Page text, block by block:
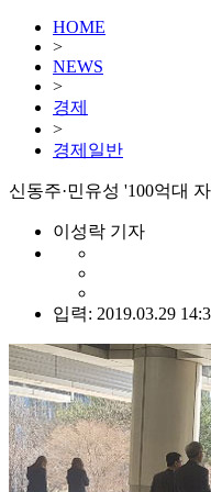
HOME
>
NEWS
>
경제
>
경제일반
신동주·민유성 '100억대
이성락 기자
입력: 2019.03.29